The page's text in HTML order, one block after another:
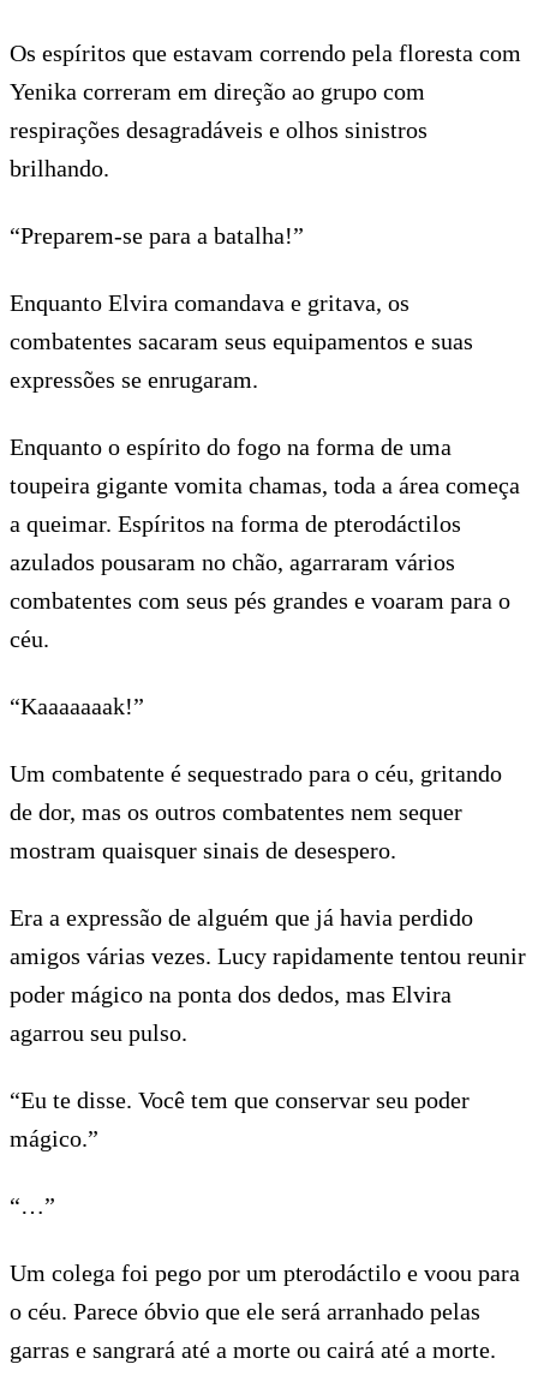
Os espíritos que estavam correndo pela floresta com
Yenika correram em direção ao grupo com
respirações desagradáveis e olhos sinistros
brilhando.
“Preparem-se para a batalha!”
Enquanto Elvira comandava e gritava, os
combatentes sacaram seus equipamentos e suas
expressões se enrugaram.
Enquanto o espírito do fogo na forma de uma
toupeira gigante vomita chamas, toda a área começa
a queimar. Espíritos na forma de pterodáctilos
azulados pousaram no chão, agarraram vários
combatentes com seus pés grandes e voaram para o
céu.
“Kaaaaaaak!”
Um combatente é sequestrado para o céu, gritando
de dor, mas os outros combatentes nem sequer
mostram quaisquer sinais de desespero.
Era a expressão de alguém que já havia perdido
amigos várias vezes. Lucy rapidamente tentou reunir
poder mágico na ponta dos dedos, mas Elvira
agarrou seu pulso.
“Eu te disse. Você tem que conservar seu poder
mágico.”
“…”
Um colega foi pego por um pterodáctilo e voou para
o céu. Parece óbvio que ele será arranhado pelas
garras e sangrará até a morte ou cairá até a morte.